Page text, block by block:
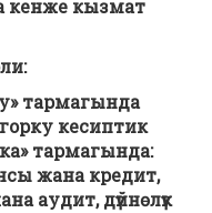
кенже кызмат
тармагында
кесиптик
тармагында:
жана кредит,
аудит, дүйнөлүк